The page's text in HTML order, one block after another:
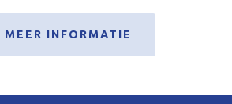
MEER INFORMATIE